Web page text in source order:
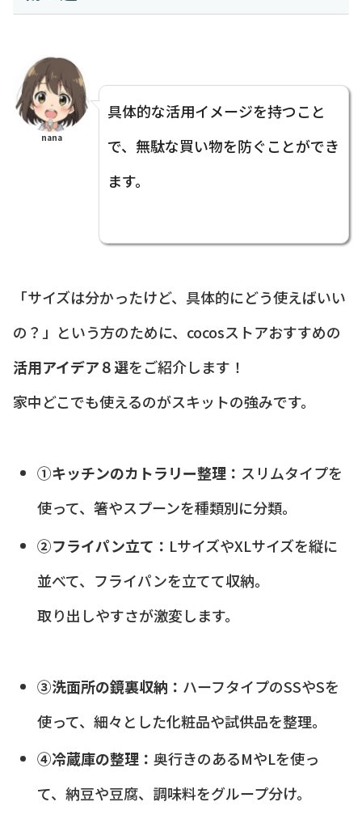
nana
具体的な活用イメージを持つこと
で、無駄な買い物を防ぐことができ
ます。
「サイズは分かったけど、具体的にどう使えばいい
の？」という方のために、cocosストアおすすめの
活用アイデア８選をご紹介します！
家中どこでも使えるのがスキットの強みです。
①キッチンのカトラリー整理： スリムタイプを
使って、箸やスプーンを種類別に分類。
②フライパン立て： LサイズやXLサイズを縦に
並べて、フライパンを立てて収納。
取り出しやすさが激変します。
③洗面所の鏡裏収納： ハーフタイプのSSやSを
使って、細々とした化粧品や試供品を整理。
④冷蔵庫の整理： 奥行きのあるMやLを使っ
て、納豆や豆腐、調味料をグループ分け。